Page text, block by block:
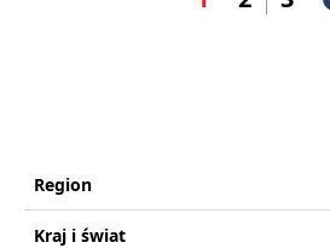
Region
Kraj i świat